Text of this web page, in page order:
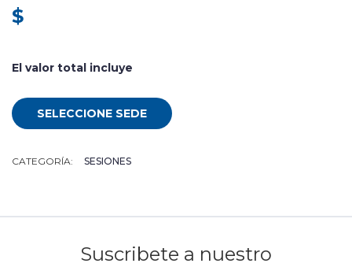
$
El valor total incluye
SELECCIONE SEDE
CATEGORÍA: SESIONES
Suscribete a nuestro